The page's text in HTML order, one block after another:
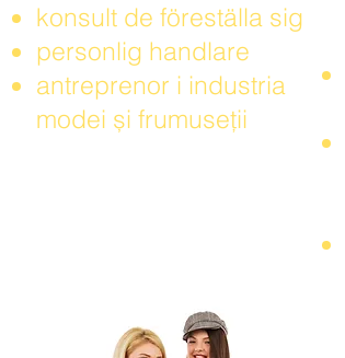
konsult de föreställa sig
personlig handlare
antreprenor i industria
modei și frumuseții